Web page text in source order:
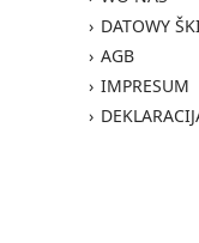
DATOWY
AGB
IMPRESUM